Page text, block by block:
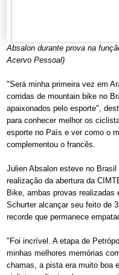
Absalon durante prova na
Acervo Pessoal)
"Será minha primeira vez em
corridas de mountain bike no
apaixonados pelo esporte",
para conhecer melhor os
esporte no País e ver como o
complementou o francês.
Julien Absalon esteve no
realização da abertura da
Bike, ambas provas
Schurter alcançar seu feito de
recorde que permanece
"Foi incrível. A etapa de
minhas melhores memórias
chamas, a pista era muito boa